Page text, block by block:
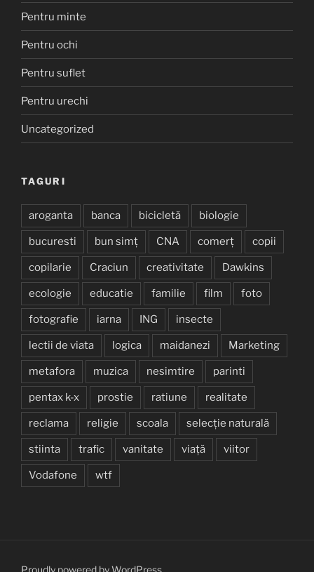
Pentru minte
Pentru ochi
Pentru suflet
Pentru urechi
Uncategorized
TAGURI
aroganta banca bicicletă biologie
bucuresti bun simț CNA comerț copii
copilarie Craciun creativitate Dawkins
ecologie educatie familie film foto
fotografie iarna ING insecte
lectii de viata logica maidanezi Marketing
metafora muzica nesimtire parinti
pentax k-x prostie ratiune realitate
reclama religie scoala selecție naturală
stiinta trafic vanitate viață viitor
Vodafone wtf
Proudly powered by WordPress